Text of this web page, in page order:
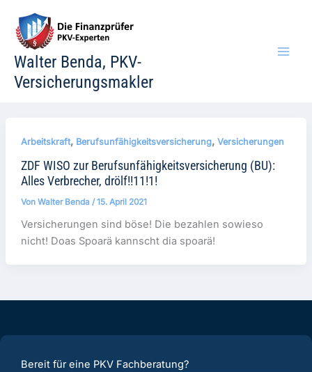
Inhalt
springen
Walter Benda, PKV-
Versicherungsmakler
Arbeitskraft, Berufsunfähigkeitsversicherung, Versicherungen
ZDF WISO zur Berufsunfähigkeitsversicherung (BU):
Alles Verbrecher, drölf!!11!1!
Von Walter Benda /15. April 2021
Versicherungen sind böse! Die bezahlen sowieso
nicht! Doas Spoarä kannscht dia spoarä!
Bereit für eine PKV Fachberatung?